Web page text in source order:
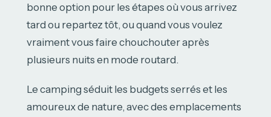
bonne option pour les étapes où vous arrivez
tard ou repartez tôt, ou quand vous voulez
vraiment vous faire chouchouter après
plusieurs nuits en mode routard.
Le camping séduit les budgets serrés et les
amoureux de nature, avec des emplacements